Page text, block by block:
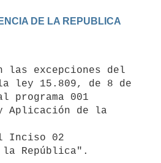
DE LA REPUBLICA
ley 15.809, de 8 de
programa 001
Aplicación de la
Inciso 02